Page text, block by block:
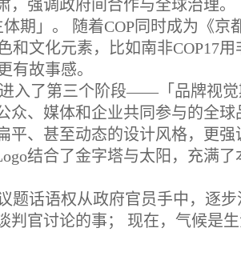
强调政府间合作与全球治理。
期」。 随着COP同时成为《京
和文化元素，比如南非COP17
有故事感。
入了第三个阶段——「品牌视觉
众、媒体和企业共同参与的全球
平、甚至动态的设计风格，更
结合了金字塔与太阳，充满
题话语权从政府官员手中，逐
判官讨论的事； 现在，气候是